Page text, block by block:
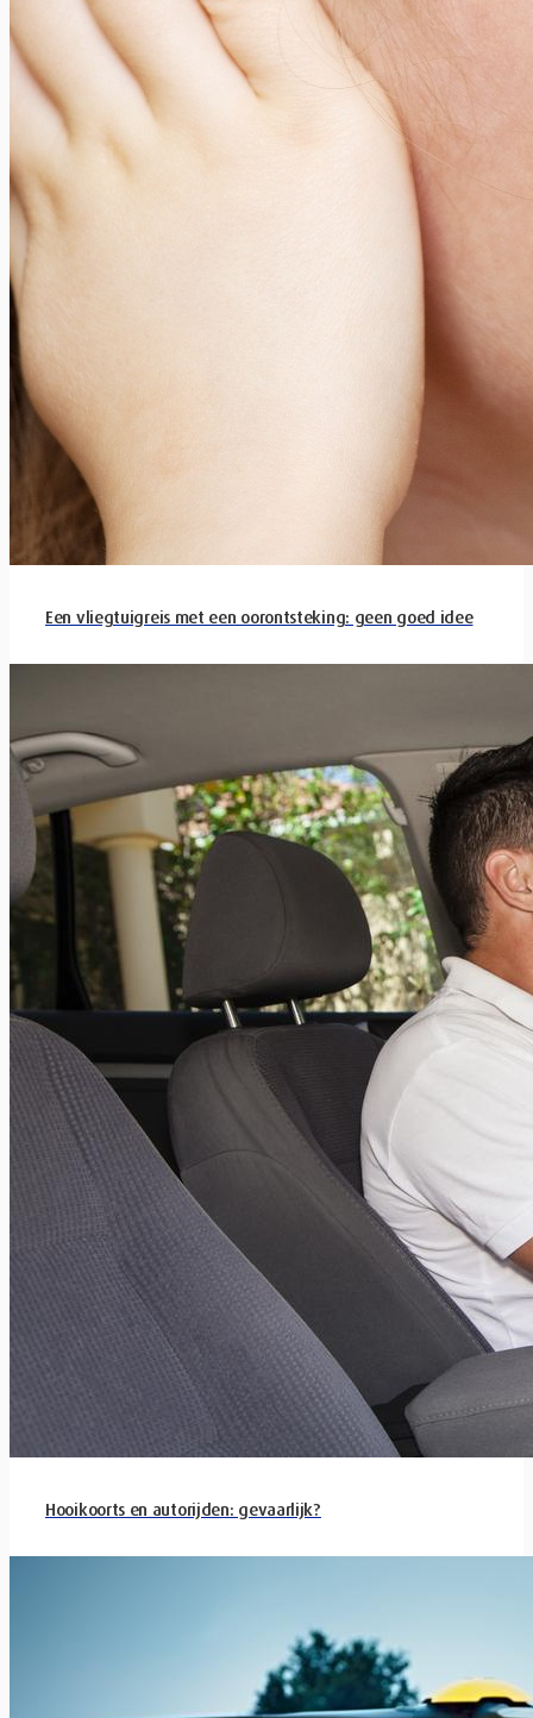
Een vliegtuigreis met een oorontsteking: geen goed idee
Hooikoorts en autorijden: gevaarlijk?